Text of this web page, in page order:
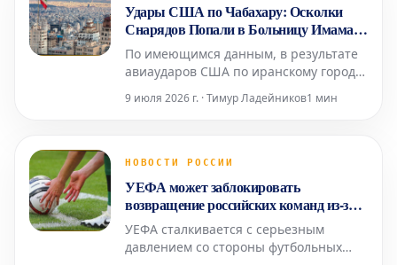
причастности его платформы к про
Удары США по Чабахару: Осколки
Снарядов Попали в Больницу Имама
Али
По имеющимся данным, в результате
авиаударов США по иранскому городу
Чабахар осколки снарядов попали в
местную больницу Имама Али.
медицинского учреждения пока не
взрывах в нескольких иранских
городах, вкл
9 июля 2026 г. · Тимур Ладейников1 мин
НОВОСТИ РОССИИ
УЕФА может заблокировать
возвращение российских команд из-за
давления трех стран
УЕФА сталкивается с серьезным
давлением со стороны футбольных